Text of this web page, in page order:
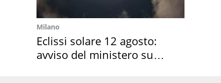
Milano
Eclissi solare 12 agosto:
avviso del ministero su